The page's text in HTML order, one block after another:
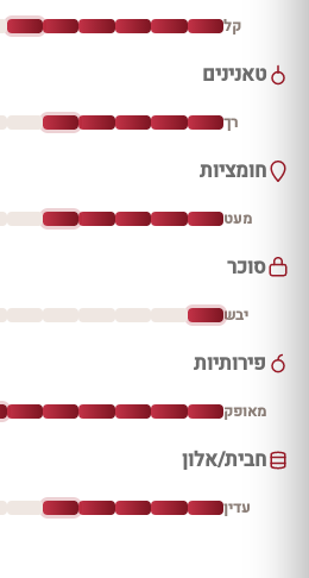
קל
טאנינים
רך
חומציות
מעט
סוכר
יבש
פירותיות
מאופק
חבית/אלון
עדין